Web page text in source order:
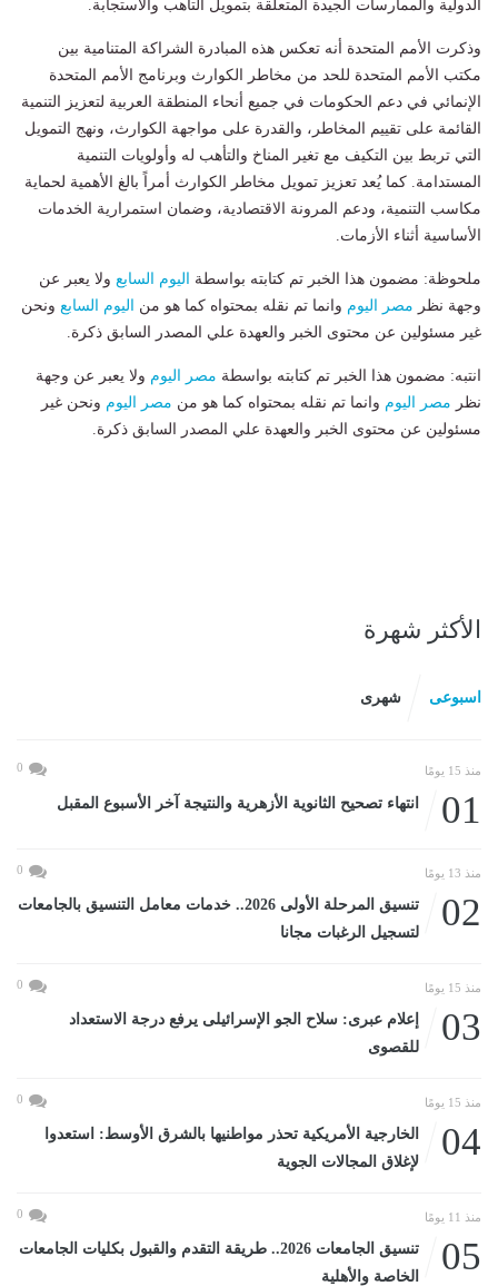
الدولية والممارسات الجيدة المتعلقة بتمويل التأهب والاستجابة.
وذكرت الأمم المتحدة أنه تعكس هذه المبادرة الشراكة المتنامية بين
مكتب الأمم المتحدة للحد من مخاطر الكوارث وبرنامج الأمم المتحدة
الإنمائي في دعم الحكومات في جميع أنحاء المنطقة العربية لتعزيز التنمية
القائمة على تقييم المخاطر، والقدرة على مواجهة الكوارث، ونهج التمويل
التي تربط بين التكيف مع تغير المناخ والتأهب له وأولويات التنمية
المستدامة. كما يُعد تعزيز تمويل مخاطر الكوارث أمراً بالغ الأهمية لحماية
مكاسب التنمية، ودعم المرونة الاقتصادية، وضمان استمرارية الخدمات
الأساسية أثناء الأزمات.
ملحوظة: مضمون هذا الخبر تم كتابته بواسطة اليوم السابع ولا يعبر عن
وجهة نظر مصر اليوم وانما تم نقله بمحتواه كما هو من اليوم السابع ونحن
غير مسئولين عن محتوى الخبر والعهدة علي المصدر السابق ذكرة.
انتبه: مضمون هذا الخبر تم كتابته بواسطة مصر اليوم ولا يعبر عن وجهة
نظر مصر اليوم وانما تم نقله بمحتواه كما هو من مصر اليوم ونحن غير
مسئولين عن محتوى الخبر والعهدة علي المصدر السابق ذكرة.
الأكثر شهرة
اسبوعى شهرى
منذ 15 يومًا 0
01 انتهاء تصحيح الثانوية الأزهرية والنتيجة آخر الأسبوع المقبل
منذ 13 يومًا 0
02
تنسيق المرحلة الأولى 2026.. خدمات معامل التنسيق بالجامعات
لتسجيل الرغبات مجانا
منذ 15 يومًا 0
03
إعلام عبرى: سلاح الجو الإسرائيلى يرفع درجة الاستعداد
للقصوى
منذ 15 يومًا 0
04
الخارجية الأمريكية تحذر مواطنيها بالشرق الأوسط: استعدوا
لإغلاق المجالات الجوية
منذ 11 يومًا 0
05
تنسيق الجامعات 2026.. طريقة التقدم والقبول بكليات الجامعات
الخاصة والأهلية